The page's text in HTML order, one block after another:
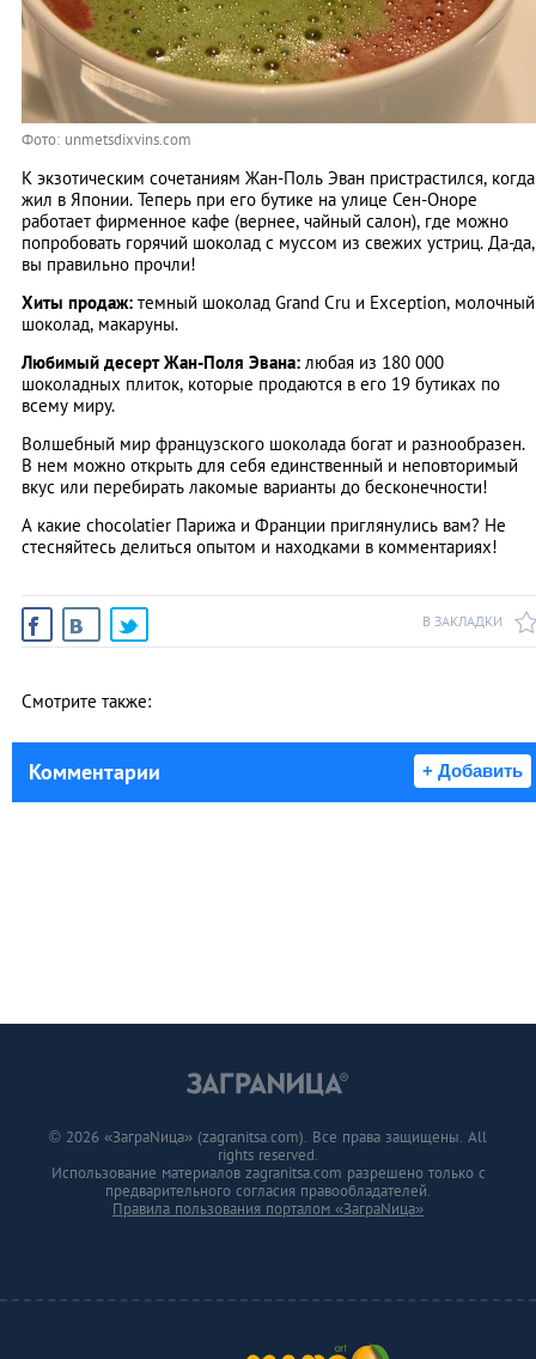
Фото: unmetsdixvins.com
К экзотическим сочетаниям Жан-Поль Эван пристрастился, когда
жил в Японии. Теперь при его бутике на улице Сен-Оноре
работает фирменное кафе (вернее, чайный салон), где можно
попробовать горячий шоколад с муссом из свежих устриц. Да-да,
вы правильно прочли!
Хиты продаж: темный шоколад Grand Cru и Exception, молочный
шоколад, макаруны.
Любимый десерт Жан-Поля Эвана: любая из 180 000
шоколадных плиток, которые продаются в его 19 бутиках по
всему миру.
Волшебный мир французского шоколада богат и разнообразен.
В нем можно открыть для себя единственный и неповторимый
вкус или перебирать лакомые варианты до бесконечности!
А какие chocolatier Парижа и Франции приглянулись вам? Не
стесняйтесь делиться опытом и находками в комментариях!
В ЗАКЛАДКИ
Смотрите также:
Комментарии + Добавить
© 2026 «ЗаграNица» (zagranitsa.com). Все права защищены. All
rights reserved.
Использование материалов zagranitsa.com разрешено только с
предварительного согласия правообладателей.
Правила пользования порталом «ЗаграNица»